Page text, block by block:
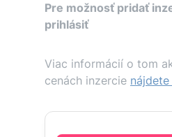
Pre možnosť pridať
prihlásiť
Viac informácií o tom
cenách inzercie nájdete